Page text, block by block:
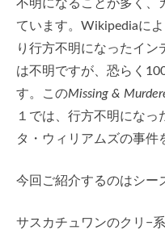
不明になることが多く、
ています。Wikipediaに
り行方不明になったイン
は不明ですが、恐らく
す。このMissing &
１では、行方不明にな
タ・ウィリアムズの事件
今回ご紹介するのはシー
サスカチュワンのクリ−